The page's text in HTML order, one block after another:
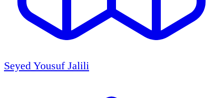
Seyed Yousuf Jalili